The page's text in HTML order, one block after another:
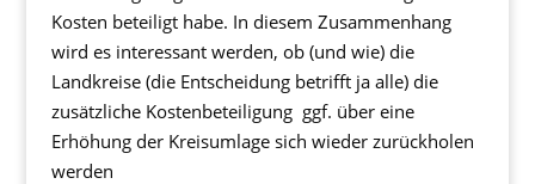
Kosten beteiligt habe. In diesem Zusammenhang
wird es interessant werden, ob (und wie) die
Landkreise (die Entscheidung betrifft ja alle) die
zusätzliche Kostenbeteiligung ggf. über eine
Erhöhung der Kreisumlage sich wieder zurückholen
werden